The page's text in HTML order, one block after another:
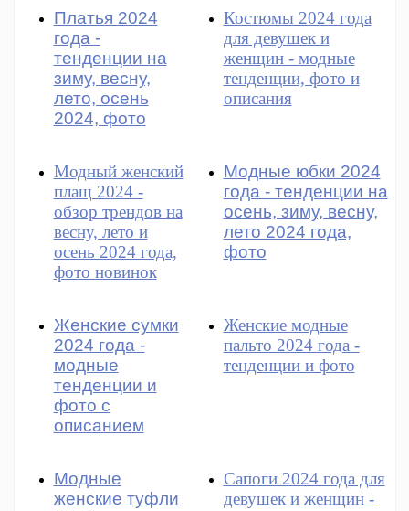
Платья 2024
года -
тенденции на
зиму, весну,
лето, осень
2024, фото
Костюмы 2024 года
для девушек и
женщин - модные
тенденции, фото и
описания
Модный женский
плащ 2024 -
обзор трендов на
весну, лето и
осень 2024 года,
фото новинок
Модные юбки 2024
года - тенденции на
осень, зиму, весну,
лето 2024 года,
фото
Женские сумки
2024 года -
модные
тенденции и
фото с
описанием
Женские модные
пальто 2024 года -
тенденции и фото
Модные
женские туфли
Сапоги 2024 года для
девушек и женщин -